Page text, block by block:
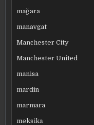
mağara
manavgat
Manchester City
Manchester United
manisa
mardin
marmara
meksika